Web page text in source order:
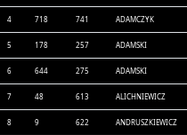
4 718 741 ADAMCZYK
5 178 257 ADAMSKI
6 644 275 ADAMSKI
7 48 613 ALICHNIEWICZ
8 9 622 ANDRUSZKIEWICZ